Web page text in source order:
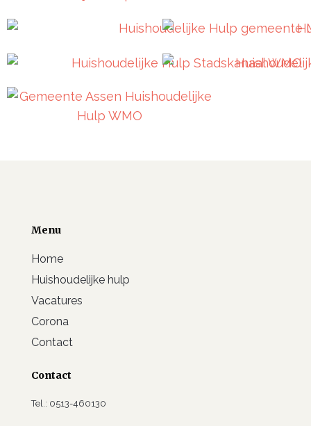
Menu
Home
Huishoudelijke hulp
Vacatures
Corona
Contact
Contact
Tel.: 0513-460130